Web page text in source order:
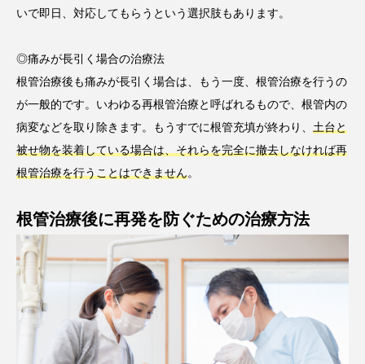
いで即日、対応してもらうという選択肢もあります。
◎痛みが長引く場合の治療法
根管治療後も痛みが長引く場合は、もう一度、根管治療を行うの
が一般的です。いわゆる再根管治療と呼ばれるもので、根管内の
病変などを取り除きます。もうすでに根管充填が終わり、 土台と
被せ物を装着している場合は、それらを完全に撤去しなければ再
根管治療を行うことはできません 。
根管治療後に再発を防ぐための治療方法